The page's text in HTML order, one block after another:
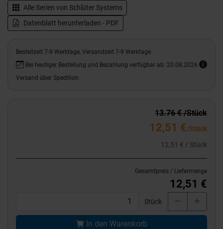
Alle Serien von Schlüter Systems
Datenblatt herunterladen - PDF
Bestellzeit 7-9 Werktage, Versandzeit 7-9 Werktage
Bei heutiger Bestellung und Bezahlung verfügbar ab: 20.08.2026
Versand über Spedition
13.76 € /Stück
12,51 €/Stück
12,51 € / Stück
Gesamtpreis / Liefermenge
12,51 €
Stück
In den Warenkorb